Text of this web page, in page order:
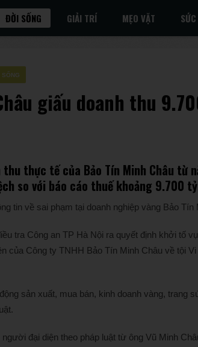
ĐỜI SỐNG GIẢI TRÍ MẸO VẶT
giấu doanh thu
thực tế của Bảo Tín Minh Châu từ
so với báo cáo thuế khoảng 9.700
tin về sai phạm tại doanh nghiệp vàng Bảo Tín
tra Công an TP Hà Nội ra quyết định khởi tố
của Công ty TNHH Bảo Tín Minh Châu về tội
sản xuất, mua bán, kinh doanh vàng, trang
đại diện theo pháp luật từ ông Vũ Minh